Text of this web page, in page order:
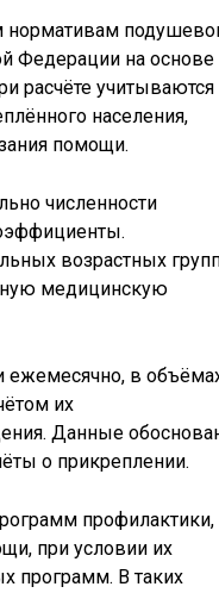
нормативам
Федерации на основе
расчёте учитываются
населения,
помощи.
численности
возрастных
медицинскую
ежемесячно, в
их
Данные
о прикреплении.
профилактики,
при условии их
программ. В таких